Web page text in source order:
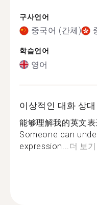
구사언어
중국어 (간체)
학습언어
영어
이상적인 대화 상대
能够理解我的英文
Someone can
expression... 더 보기